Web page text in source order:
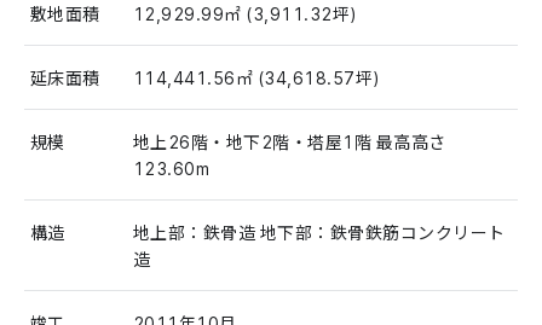
敷地面積 12,929.99㎡ (3,911.32坪)
延床面積 114,441.56㎡ (34,618.57坪)
規模
地上26階・地下2階・塔屋1階 最高高さ
123.60m
構造
地上部：鉄骨造 地下部：鉄骨鉄筋コンクリート
造